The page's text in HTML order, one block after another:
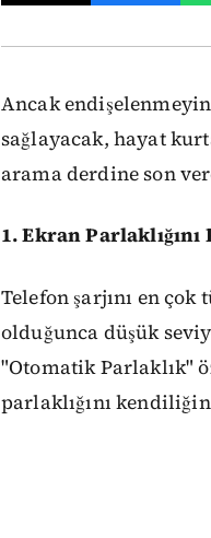
Ancak
sağlayacak, hayat
arama derdine son
1. Ekran Parlaklığını
Telefon şarjını en
olduğunca düşük
"Otomatik Parlaklık"
parlaklığını